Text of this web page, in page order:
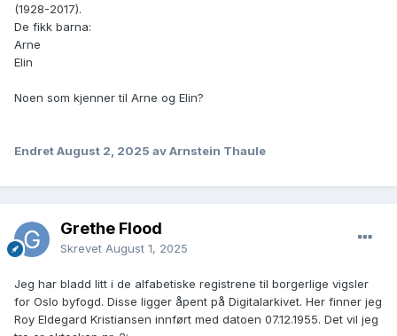
(1928-2017).
De fikk barna:
Arne
Elin
Noen som kjenner til Arne og Elin?
EndretAugust 2, 2025 av Arnstein Thaule
Grethe Flood
Skrevet August 1, 2025
Jeg har bladd litt i de alfabetiske registrene til borgerlige vigsler
for Oslo byfogd. Disse ligger åpent på Digitalarkivet. Her finner jeg
Roy Eldegard Kristiansen innført med datoen 07.12.1955. Det vil jeg